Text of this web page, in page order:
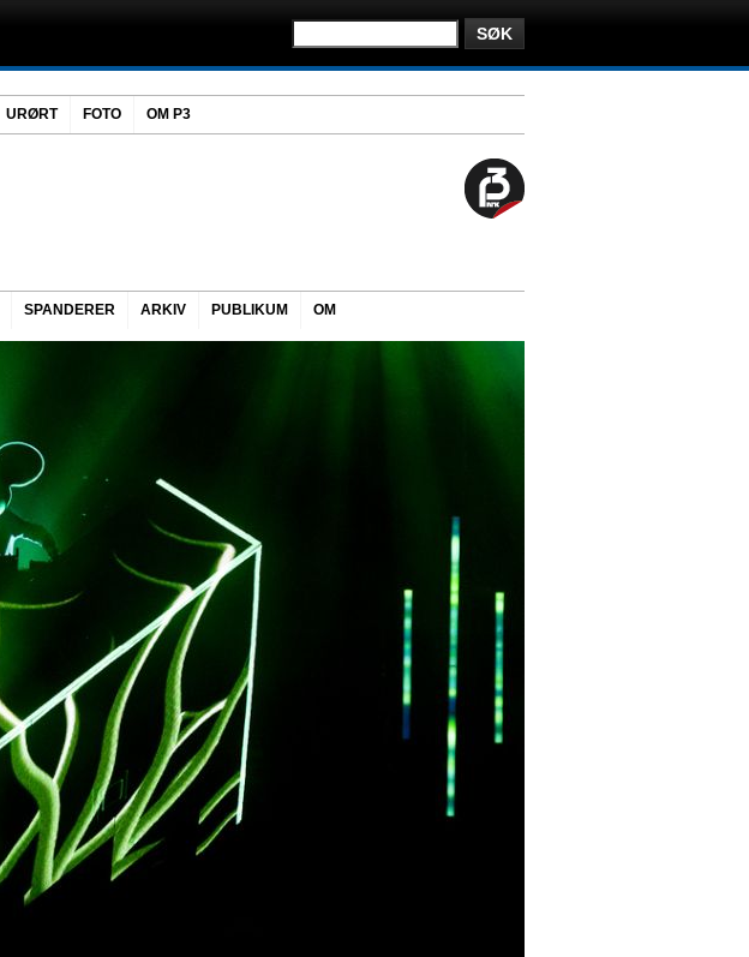
URØRT FOTO OM P3
SPANDERER ARKIV PUBLIKUM OM